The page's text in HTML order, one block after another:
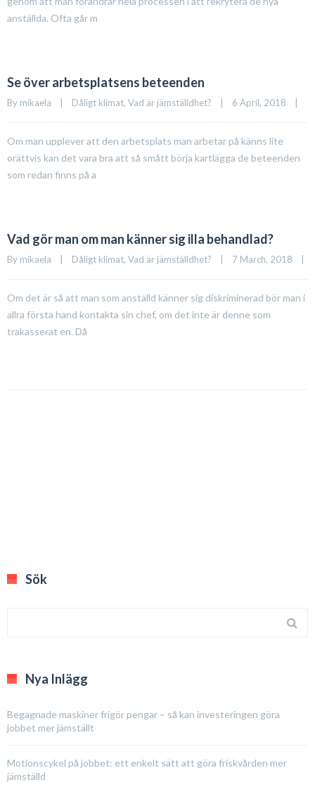
anställda. Ofta går m
Se över arbetsplatsens beteenden
By mikaela Dåligt klimat, Vad är jämställdhet? 6 April, 2018
Om man upplever att den arbetsplats man arbetar på känns lite
orättvis kan det vara bra att så smått börja kartlägga de beteenden
som redan finns på a
Vad gör man om man känner sig illa behandlad?
By mikaela Dåligt klimat, Vad är jämställdhet? 7 March, 2018
Om det är så att man som anställd känner sig diskriminerad bör man i
allra första hand kontakta sin chef, om det inte är denne som
trakasserat en. Då
Sök
Nya Inlägg
Begagnade maskiner frigör pengar – så kan investeringen göra
jobbet mer jämställt
Motionscykel på jobbet: ett enkelt sätt att göra friskvården mer
jämställd